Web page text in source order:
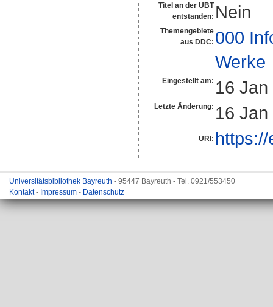
Titel an der UBT
entstanden: Nein
Themengebiete
aus DDC: 000
Werke
Eingestellt am: 16
Letzte Änderung: 16
URI:
Universitätsbibliothek Bayreuth - 95447 Bayreuth - Tel. 0921/553450
Kontakt- Impressum - Datenschutz